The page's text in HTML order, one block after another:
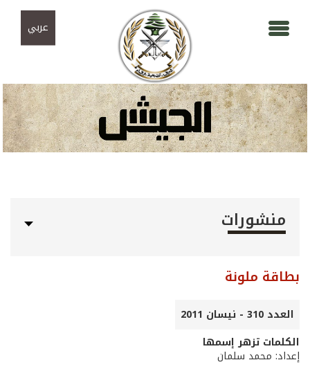
عربي
منشورات
بطاقة ملونة
العدد 310 - نيسان 2011
الكلمات تزهر إسمها
إعداد: محمد سلمان